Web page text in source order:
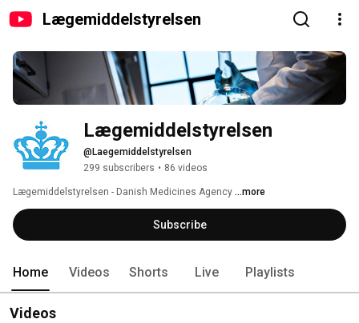
Lægemiddelstyrelsen
Lægemiddelstyrelsen
@Laegemiddelstyrelsen
299 subscribers • 86 videos
Lægemiddelstyrelsen - Danish Medicines Agency ...more
Subscribe
Home Videos Shorts Live Playlists
Videos